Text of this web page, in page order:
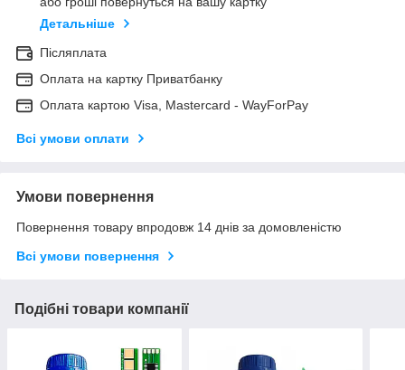
Детальніше
Післяплата
Оплата на картку Приватбанку
Оплата картою Visa, Mastercard - WayForPay
Всі умови оплати
Умови повернення
Повернення товару впродовж 14 днів за домовленістю
Всі умови повернення
Подібні товари компанії